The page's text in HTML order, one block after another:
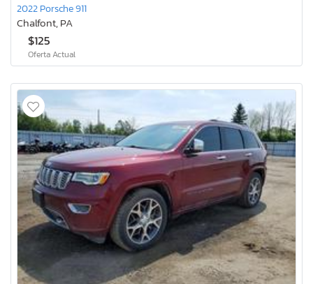
2022 Porsche 911
Chalfont, PA
$125
Oferta Actual